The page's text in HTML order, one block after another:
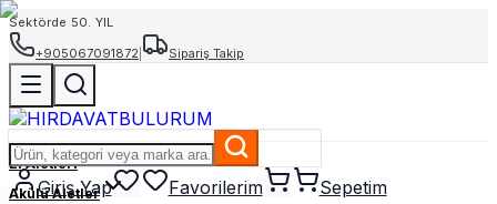
Sektörde 50. YIL
+905067091872
Sipariş Takip
Giriş Yap Favorilerim Sepetim
El Aletleri
Akülü Aletler